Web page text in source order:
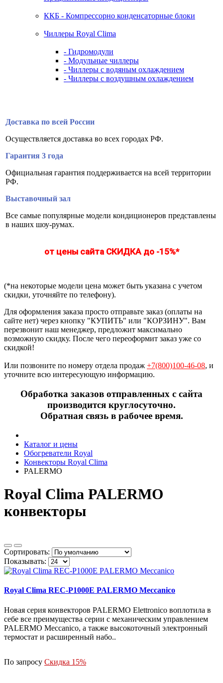
ККБ - Компрессорно конденсаторные блоки
Чиллеры Royal Clima
- Гидромодули
- Модульные чиллеры
- Чиллеры с водяным охлаждением
- Чиллеры с воздушным охлаждением
Доставка по всей России
Осуществляется доставка во всех городах РФ.
Гарантия 3 года
Официальная гарантия поддерживается на всей территории
РФ.
Выставочный зал
Все самые популярные модели кондиционеров представлены
в наших шоу-румах.
от цены сайта СКИДКА до -15%*
(*на некоторые модели цена может быть указана с учетом
скидки, уточняйте по телефону).
Для оформления заказа просто отправьте заказ (оплаты на
сайте нет) через кнопку "КУПИТЬ" или "КОРЗИНУ". Вам
перезвонит наш менеджер, предложит максимально
возможную скидку. После чего переоформит заказ уже со
скидкой!
Или позвоните по номеру отдела продаж +7(800)100-46-08, и
уточните всю интересующую информацию.
Обработка заказов отправленных с сайта
производится круглосуточно.
Обратная связь в рабочее время.
Каталог и цены
Обогреватели Royal
Конвекторы Royal Clima
PALERMO
Royal Clima PALERMO
конвекторы
Сортировать:
Показывать:
Royal Clima REC-P1000E PALERMO Meccanico
Новая серия конвекторов PALERMO Elettronico воплотила в
себе все преимущества серии с механическим управлением
PALERMO Meccanico, а также высокоточный электронный
термостат и расширенный набо..
По запросу Скидка 15%